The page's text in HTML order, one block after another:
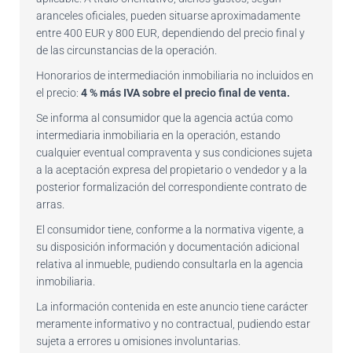
aranceles oficiales, pueden situarse aproximadamente
entre 400 EUR y 800 EUR, dependiendo del precio final y
de las circunstancias de la operación.
Honorarios de intermediación inmobiliaria no incluidos en
el precio: 4 % más IVA sobre el precio final de venta.
Se informa al consumidor que la agencia actúa como
intermediaria inmobiliaria en la operación, estando
cualquier eventual compraventa y sus condiciones sujeta
a la aceptación expresa del propietario o vendedor y a la
posterior formalización del correspondiente contrato de
arras.
El consumidor tiene, conforme a la normativa vigente, a
su disposición información y documentación adicional
relativa al inmueble, pudiendo consultarla en la agencia
inmobiliaria.
La información contenida en este anuncio tiene carácter
meramente informativo y no contractual, pudiendo estar
sujeta a errores u omisiones involuntarias.